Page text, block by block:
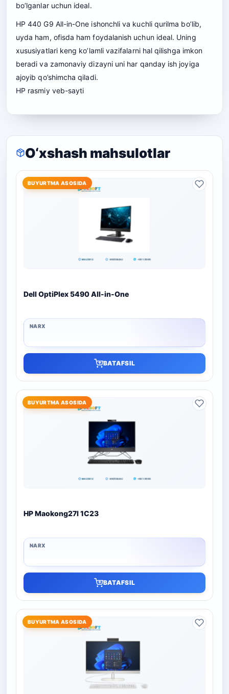
bo’lganlar uchun ideal.
HP 440 G9 All-in-One ishonchli va kuchli qurilma bo’lib,
uyda ham, ofisda ham foydalanish uchun ideal. Uning
xususiyatlari keng ko’lamli vazifalarni hal qilishga imkon
beradi va zamonaviy dizayni uni har qanday ish joyiga
ajoyib qo’shimcha qiladi.
HP rasmiy veb-sayti
O‘xshash mahsulotlar
BUYURTMA ASOSIDA
Dell OptiPlex 5490 All-in-One
BATAFSIL
BUYURTMA ASOSIDA
HP Maokong27I 1C23
BATAFSIL
BUYURTMA ASOSIDA